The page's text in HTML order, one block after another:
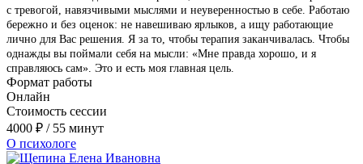
с тревогой, навязчивыми мыслями и неуверенностью в себе. Работаю
бережно и без оценок: не навешиваю ярлыков, а ищу работающие
лично для Вас решения. Я за то, чтобы терапия заканчивалась. Чтобы
однажды вы поймали себя на мысли: «Мне правда хорошо, и я
справляюсь сам». Это и есть моя главная цель.
Формат работы
Онлайн
Стоимость сессии
4000 ₽ / 55 минут
О психологе